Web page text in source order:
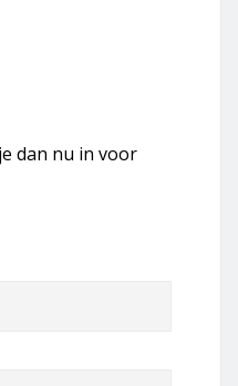
dan nu in voor